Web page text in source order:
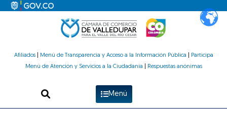
Afiliados| Menú de Transparencia y Acceso a la Información Pública
Participa
Menú de Atención y Servicios a la Ciudadanía
Respuestas anónimas
Menú